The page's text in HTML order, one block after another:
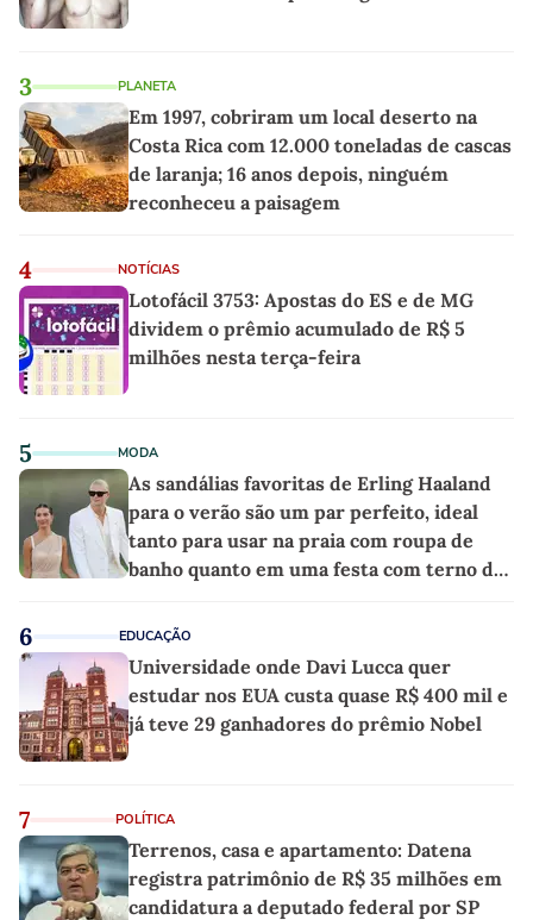
3 PLANETA
Em 1997, cobriram um local deserto na
Costa Rica com 12.000 toneladas de cascas
de laranja; 16 anos depois, ninguém
reconheceu a paisagem
4 NOTÍCIAS
Lotofácil 3753: Apostas do ES e de MG
dividem o prêmio acumulado de R$ 5
milhões nesta terça-feira
5 MODA
As sandálias favoritas de Erling Haaland
para o verão são um par perfeito, ideal
tanto para usar na praia com roupa de
banho quanto em uma festa com terno de
6 EDUCAÇÃO
Universidade onde Davi Lucca quer
estudar nos EUA custa quase R$ 400 mil e
já teve 29 ganhadores do prêmio Nobel
7 POLÍTICA
Terrenos, casa e apartamento: Datena
registra patrimônio de R$ 35 milhões em
candidatura a deputado federal por SP